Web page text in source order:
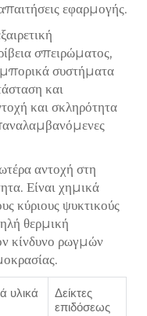
εφαρμογής.
σπειρώματος,
συστήματα
και
και σκληρότητα
αντοχή στη
Είναι χημικά
κύριους ψυκτικούς
θερμική
κίνδυνο ρωγμών
υλικά
Δείκτες
επιδόσεως